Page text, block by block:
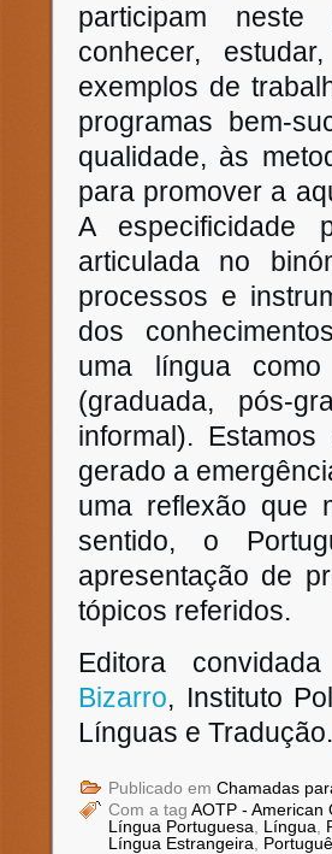
participam neste
conhecer,
exemplos de
programas bem-
qualidade, às
para promover a
A especificidade
articulada no
processos e
dos
uma língua
(graduada, pós-
informal).
gerado a
uma reflexão que
sentido, o
apresentação de
tópicos referidos.
Editora
Bizarro, Instituto
Línguas e Tradução.
Publicado em Chamadas
Com a tag AOTP - American
Língua Portuguesa
Língua
Língua Estrangeira